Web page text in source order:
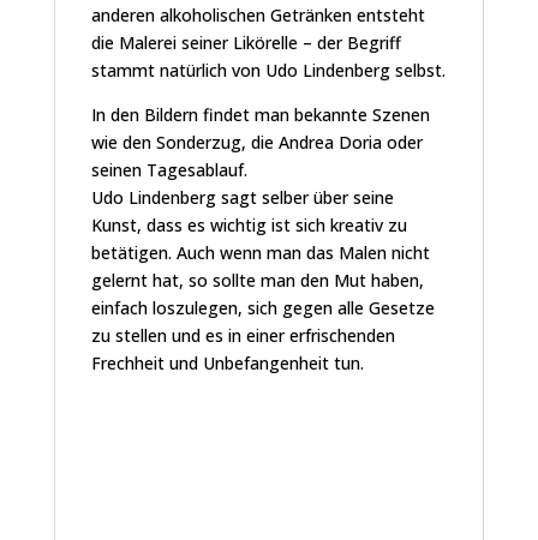
anderen alkoholischen Getränken entsteht
die Malerei seiner Likörelle – der Begriff
stammt natürlich von Udo Lindenberg selbst.
In den Bildern findet man bekannte Szenen
wie den Sonderzug, die Andrea Doria oder
seinen Tagesablauf.
Udo Lindenberg sagt selber über seine
Kunst, dass es wichtig ist sich kreativ zu
betätigen. Auch wenn man das Malen nicht
gelernt hat, so sollte man den Mut haben,
einfach loszulegen, sich gegen alle Gesetze
zu stellen und es in einer erfrischenden
Frechheit und Unbefangenheit tun.